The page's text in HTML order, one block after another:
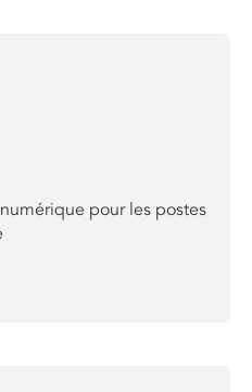
pour les postes